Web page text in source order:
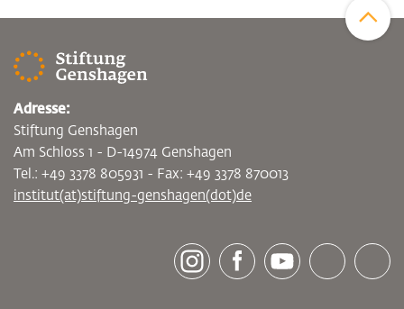
[socialLinksTitle]
Adresse:
Stiftung Genshagen
Am Schloss 1 - D-14974 Genshagen
Tel.: +49 3378 805931 - Fax: +49 3378 870013
institut(at)stiftung-genshagen(dot)de